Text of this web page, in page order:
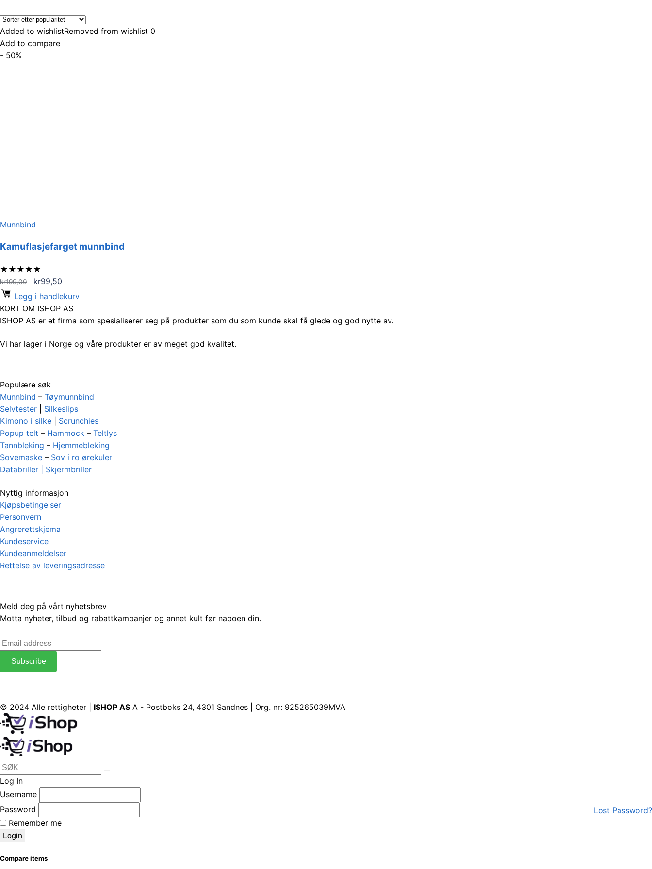
Added to wishlistRemoved from wishlist 0
Add to compare
- 50%
Munnbind
Kamuflasjefarget munnbind
★ ★ ★ ★ ★
kr199,00
Opprinnelig
pris
var:
kr199,00.
kr99,50
pris
er:
kr99,50.
Legg i handlekurv
KORT OM ISHOP AS
ISHOP AS er et firma som spesialiserer seg på produkter som du som kunde skal få glede og god nytte av.
Vi har lager i Norge og våre produkter er av meget god kvalitet.
Populære søk
Munnbind – Tøymunnbind
Selvtester
Silkeslips
Kimono i silke
Scrunchies
Popup telt – Hammock – Teltlys
Tannbleking – Hjemmebleking
Sovemaske – Sov i ro ørekuler
Databriller | Skjermbriller
Nyttig informasjon
Kjøpsbetingelser
Personvern
Angrerettskjema
Kundeservice
Kundeanmeldelser
Rettelse av leveringsadresse
Meld deg på vårt nyhetsbrev
Motta nyheter, tilbud og rabattkampanjer og annet kult før naboen din.
© 2024 Alle rettigheter | ISHOP AS A - Postboks 24, 4301 Sandnes | Org. nr: 925265039MVA
Log In
Username
Password
Lost Password?
Remember me
Login
Compare items